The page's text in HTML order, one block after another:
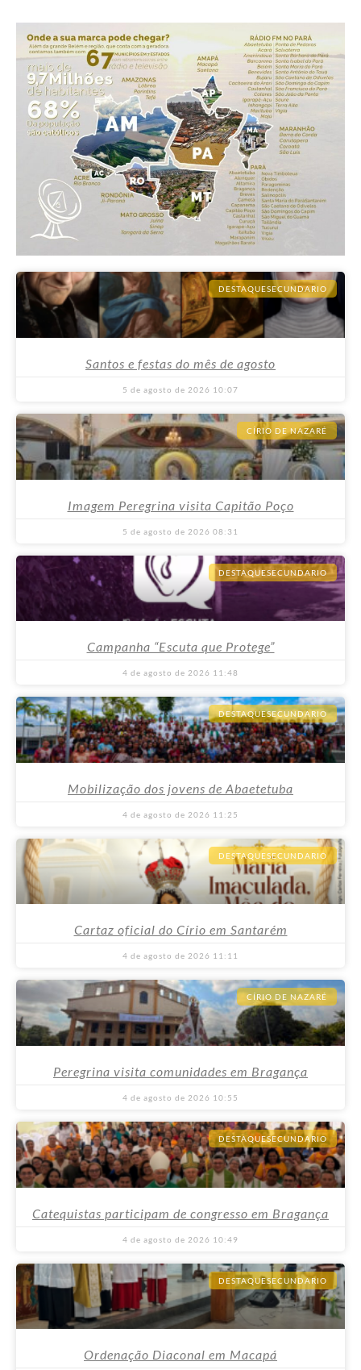
DESTAQUESECUNDARIO
Santos e festas do mês de agosto
5 de agosto de 2026 10:07
CÍRIO DE NAZARÉ
Imagem Peregrina visita Capitão Poço
5 de agosto de 2026 08:31
DESTAQUESECUNDARIO
Campanha “Escuta que Protege”
4 de agosto de 2026 11:48
DESTAQUESECUNDARIO
Mobilização dos jovens de Abaetetuba
4 de agosto de 2026 11:25
DESTAQUESECUNDARIO
Cartaz oficial do Círio em Santarém
4 de agosto de 2026 11:11
CÍRIO DE NAZARÉ
Peregrina visita comunidades em Bragança
4 de agosto de 2026 10:55
DESTAQUESECUNDARIO
Catequistas participam de congresso em Bragança
4 de agosto de 2026 10:49
DESTAQUESECUNDARIO
Ordenação Diaconal em Macapá